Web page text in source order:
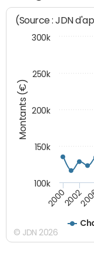
Montants (€)
(Source : JDN
20002002
100k
150k
200k
250k
300k
© JDN 2026